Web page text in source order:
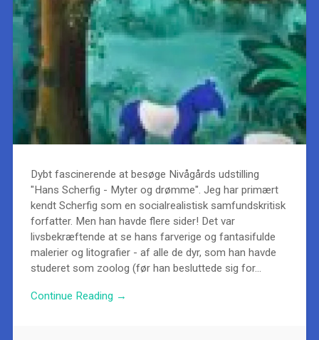
Dybt fascinerende at besøge Nivågårds udstilling
"Hans Scherfig - Myter og drømme". Jeg har primært
kendt Scherfig som en socialrealistisk samfundskritisk
forfatter. Men han havde flere sider! Det var
livsbekræftende at se hans farverige og fantasifulde
malerier og litografier - af alle de dyr, som han havde
studeret som zoolog (før han besluttede sig for...
Continue Reading →